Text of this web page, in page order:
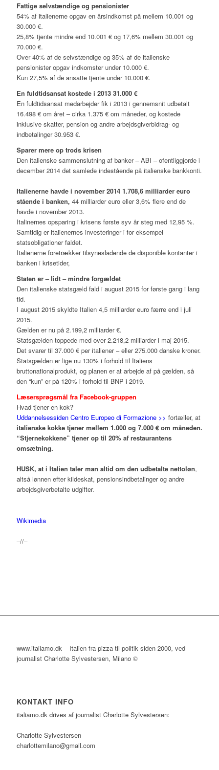
Fattige selvstændige og pensionister
54% af italienerne opgav en årsindkomst på mellem 10.001 og
30.000 €.
25,8% tjente mindre end 10.001 € og 17,6% mellem 30.001 og
70.000 €.
Over 40% af de selvstændige og 35% af de italienske
pensionister opgav indkomster under 10.000 €.
Kun 27,5% af de ansatte tjente under 10.000 €.
En fuldtidsansat kostede i 2013 31.000 €
En fuldtidsansat medarbejder fik i 2013 i gennemsnit udbetalt
16.498 € om året – cirka 1.375 € om måneder, og kostede
inklusive skatter, pension og andre arbejdsgiverbidrag- og
indbetalinger 30.953 €.
Sparer mere op trods krisen
Den italienske sammenslutning af banker – ABI – ofentliggjorde i
december 2014 det samlede indestående på italienske bankkonti.
Italienerne havde i november 2014 1.708,6 milliarder euro
stående i banken, 44 milliarder euro eller 3,6% flere end de
havde i november 2013.
Italinernes opsparing i krisens første syv år steg med 12,95 %.
Samtidig er italienernes investeringer i for eksempel
statsobligationer faldet.
Italienerne foretrækker tilsynesladende de disponible kontanter i
banken i krisetider,
Staten er – lidt – mindre forgældet
Den italienske statsgæld fald i august 2015 for første gang i lang
tid.
I august 2015 skyldte Italien 4,5 milliarder euro færre end i juli
2015.
Gælden er nu på 2.199,2 milliarder €.
Statsgælden toppede med over 2.218,2 milliarder i maj 2015.
Det svarer til 37.000 € per italiener – eller 275.000 danske kroner.
Statsgælden er lige nu 130% i forhold til Italiens
bruttonationalprodukt, og planen er at arbejde af på gælden, så
den “kun” er på 120% i forhold til BNP i 2019.
Læsersprøgsmål fra Facebook-gruppen
Hvad tjener en kok?
Uddannelsessiden Centro Europeo di Formazione >> fortæller, at
italienske kokke tjener mellem 1.000 og 7.000 € om måneden.
“Stjernekokkene” tjener op til 20% af restaurantens
omsætning.
HUSK, at i Italien taler man altid om den udbetalte nettoløn,
altså lønnen efter kildeskat, pensionsindbetalinger og andre
arbejdsgiverbetalte udgifter.
Wikimedia
–//–
www.italiamo.dk – Italien fra pizza til politik siden 2000, ved
journalist Charlotte Sylvestersen, Milano ©
KONTAKT INFO
italiamo.dk drives af journalist Charlotte Sylvestersen:
Charlotte Sylvestersen
charlottemilano@gmail.com